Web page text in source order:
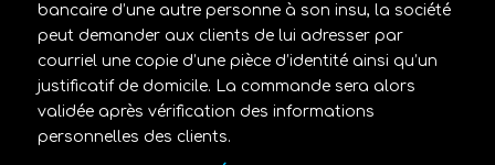
bancaire d’une autre personne à son insu, la société
peut demander aux clients de lui adresser par
courriel une copie d’une pièce d’identité ainsi qu’un
justificatif de domicile. La commande sera alors
validée après vérification des informations
personnelles des clients.